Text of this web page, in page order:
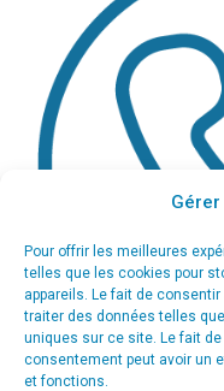
Pour offrir les meilleures
telles que les cookies pour
appareils. Le fait de
traiter des données telles
uniques sur ce site. Le fait
consentement peut avoir un
et fonctions.